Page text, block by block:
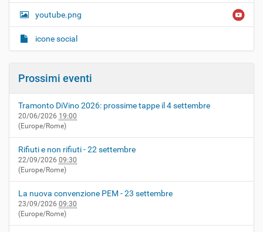
youtube.png
icone social
Prossimi eventi
Tramonto DiVino 2026: prossime tappe il 4 settembre
20/06/2026 19:00
(Europe/Rome)
Rifiuti e non rifiuti - 22 settembre
22/09/2026 09:30
(Europe/Rome)
La nuova convenzione PEM - 23 settembre
23/09/2026 09:30
(Europe/Rome)